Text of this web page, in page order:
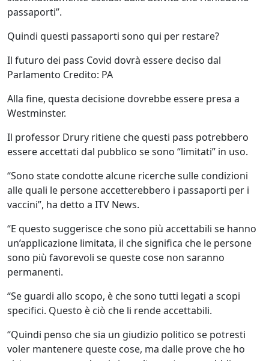
passaporti”.
Quindi questi passaporti sono qui per restare?
Il futuro dei pass Covid dovrà essere deciso dal
Parlamento Credito: PA
Alla fine, questa decisione dovrebbe essere presa a
Westminster.
Il professor Drury ritiene che questi pass potrebbero
essere accettati dal pubblico se sono “limitati” in uso.
“Sono state condotte alcune ricerche sulle condizioni
alle quali le persone accetterebbero i passaporti per i
vaccini”, ha detto a ITV News.
“E questo suggerisce che sono più accettabili se hanno
un’applicazione limitata, il che significa che le persone
sono più favorevoli se queste cose non saranno
permanenti.
“Se guardi allo scopo, è che sono tutti legati a scopi
specifici. Questo è ciò che li rende accettabili.
“Quindi penso che sia un giudizio politico se potresti
voler mantenere queste cose, ma dalle prove che ho